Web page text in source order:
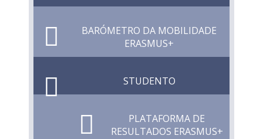
BARÓMETRO DA MOBILIDADE
ERASMUS+
STUDENTO
PLATAFORMA DE
RESULTADOS ERASMUS+